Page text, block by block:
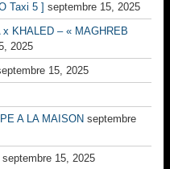
Taxi 5 ] septembre 15, 2025
x KHALED – « MAGHREB
2025
15, 2025
A LA MAISON septembre
septembre 15, 2025